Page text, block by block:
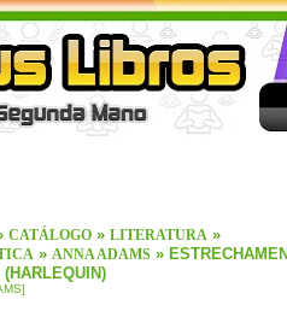
CATÁLOGO » LITERATURA »
» ANNA ADAMS »
(HARLEQUIN)